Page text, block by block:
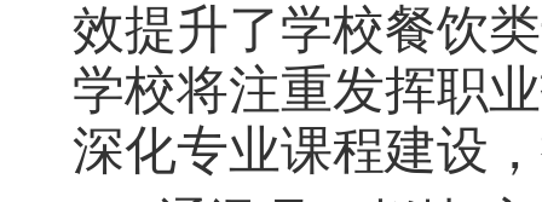
效提升了学校餐饮
学校将注重发挥职
深化专业课程建设